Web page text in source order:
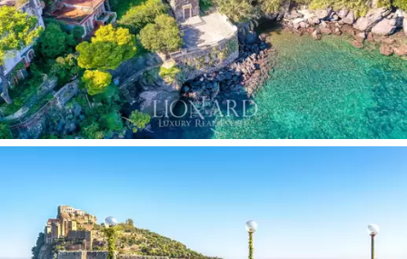
su hogar.